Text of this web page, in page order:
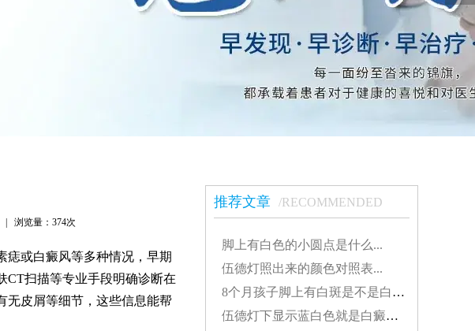
| 浏览量： 374次
痣或白癜风等多种情况，早期
CT扫描等专业手段明确诊断在
无皮屑等细节，这些信息能帮
推荐文章 /RECOMMENDED
脚上有白色的小圆点是什么...
伍德灯照出来的颜色对照表...
8个月孩子脚上有白斑是不是白癜风怎么治疗好...
伍德灯下显示蓝白色就是白癜风吗...